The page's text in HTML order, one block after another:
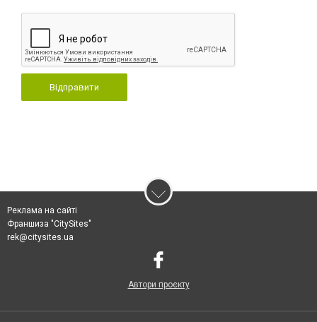
Відправити
Реклама на сайті
Франшиза "CitySites"
rek@citysites.ua
Автори проєкту